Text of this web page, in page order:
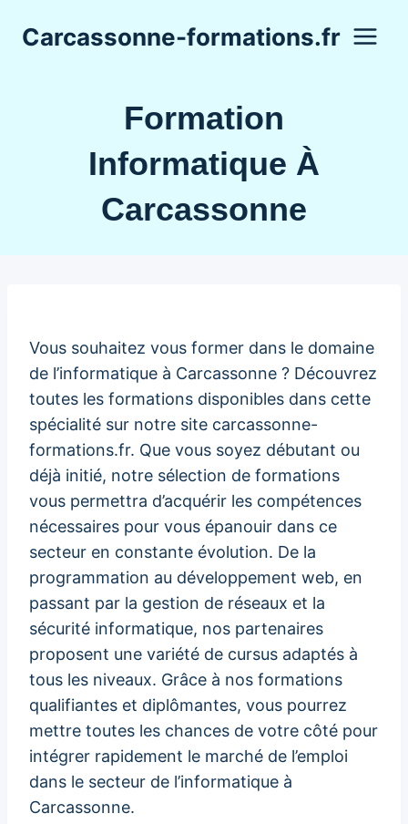
Carcassonne-formations.fr
Formation
Informatique À
Carcassonne
Vous souhaitez vous former dans le domaine
de l’informatique à Carcassonne ? Découvrez
toutes les formations disponibles dans cette
spécialité sur notre site carcassonne-
formations.fr. Que vous soyez débutant ou
déjà initié, notre sélection de formations
vous permettra d’acquérir les compétences
nécessaires pour vous épanouir dans ce
secteur en constante évolution. De la
programmation au développement web, en
passant par la gestion de réseaux et la
sécurité informatique, nos partenaires
proposent une variété de cursus adaptés à
tous les niveaux. Grâce à nos formations
qualifiantes et diplômantes, vous pourrez
mettre toutes les chances de votre côté pour
intégrer rapidement le marché de l’emploi
dans le secteur de l’informatique à
Carcassonne.